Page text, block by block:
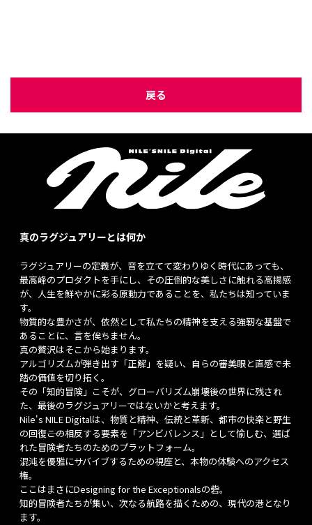
戻る
真のラグジュアリーとは何か
ラグジュアリーの定義が、音を立てて変わりゆく時代にあっても、
最高峰のプロダクトを手にし、その圧倒的な美しさに触れる高揚感
が、人生を鮮やかに彩る原動力であることを、私たちは知っていま
す。
物質的な豊かさが、依然として私たちの精神を支える強靭な基盤で
あることに、言を俟ちません。
真の贅沢はそこから始まります。
アルゴリズムが弾き出す「正解」を疑い、自らの審美眼と直感で未
踏の価値を切り拓く。
その「知的冒険」こそが、グローバリズム崩壊後の世界に残され
た、最後のラグジュアリーではないかと考えます。
Nile's NILE Digitalは、物質と精神、伝統と革新、都市の快楽と野生
の回復――この相反する要素を「アンビバレンス」として愉しむ、選ば
れた冒険者たちのためのプラットフォーム。
混沌を優雅にサバイブするための視座と、本物の体験へのアクセス
権。
ここはまさにDesigning for the Exceptionalsの砦。
知的冒険者たちが集い、次なる航路を描くための、現代の港となり
ます。